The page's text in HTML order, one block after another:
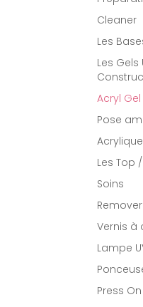
Cleaner
Les
Les Gels
Acryl
Pose
Les Top
Soins
Remover
Vernis à
Lampe
Press